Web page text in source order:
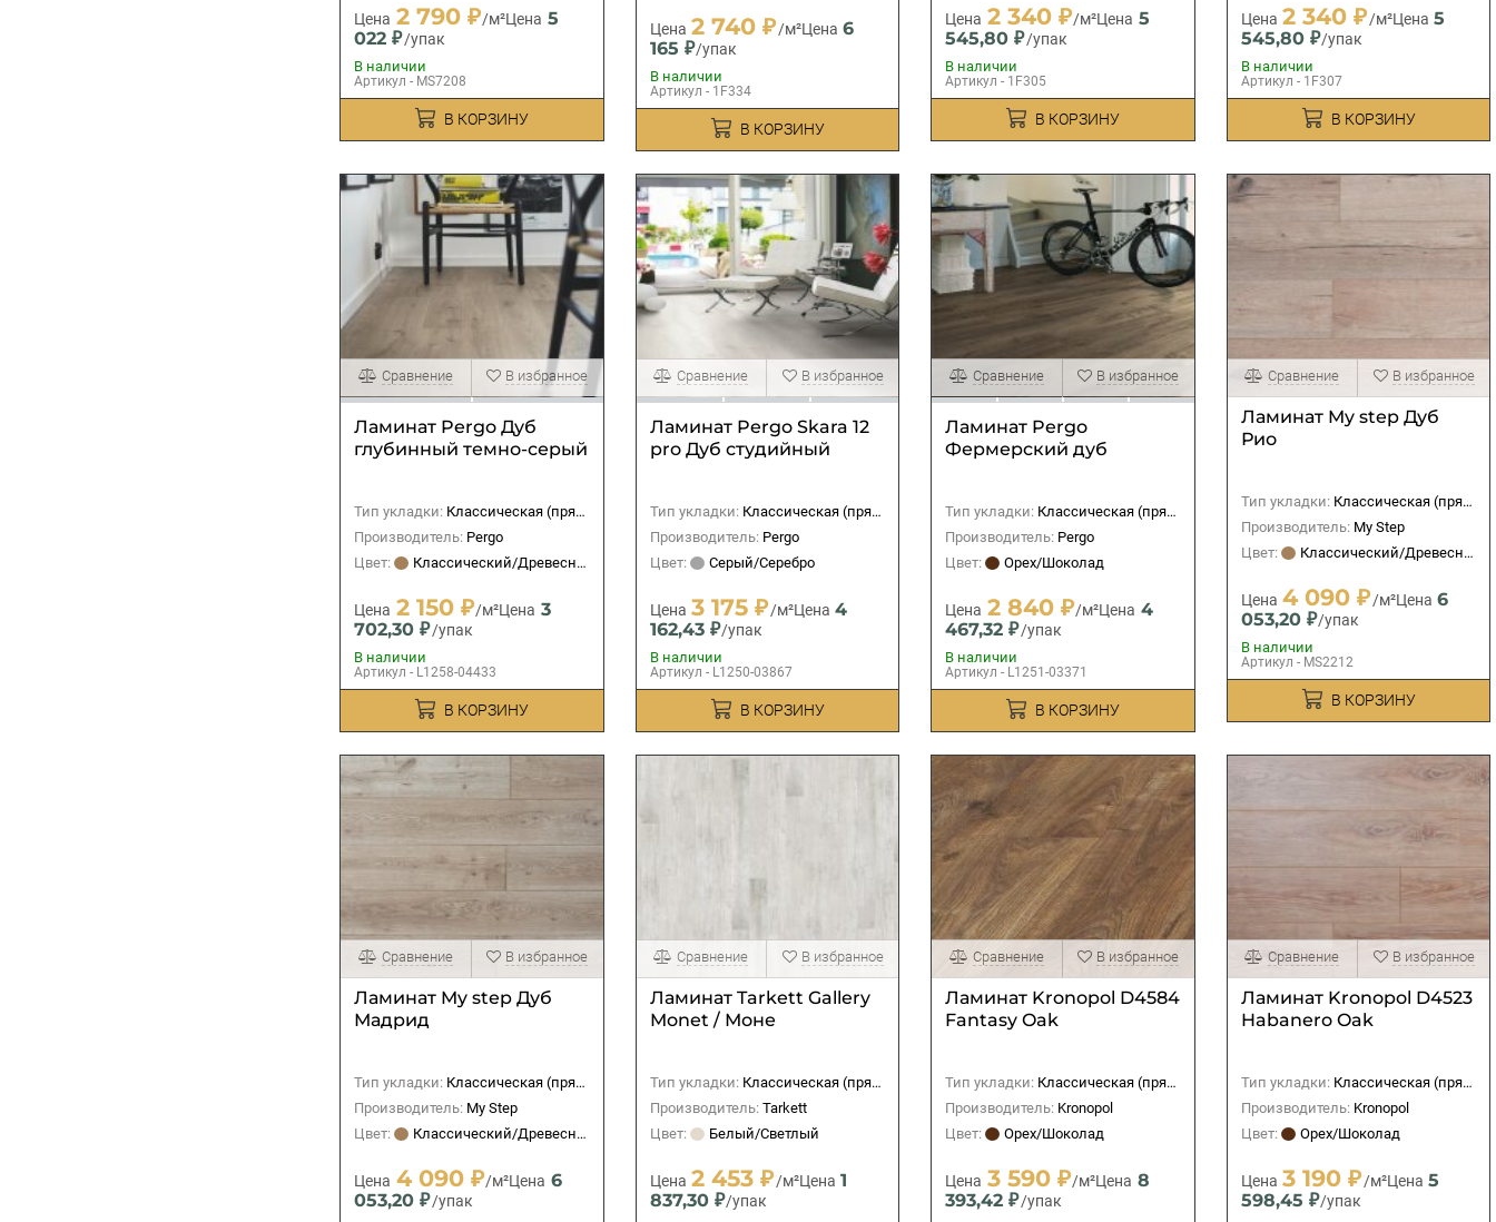
Цена 2 790 ₽/м²Цена 5
022 ₽/упак
В наличии
Артикул - MS7208
В КОРЗИНУ
Цена 2 740 ₽/м²Цена 6
165 ₽/упак
В наличии
Артикул - 1F334
В КОРЗИНУ
Цена 2 340 ₽/м²Цена 5
545,80 ₽/упак
В наличии
Артикул - 1F305
В КОРЗИНУ
Цена 2 340 ₽/м²Цена 5
545,80 ₽/упак
В наличии
Артикул - 1F307
В КОРЗИНУ
Ламинат Pergo Дуб
глубинный темно-серый
Тип укладки: Классическая (прямая)
Производитель: Pergo
Цвет:
Классический/Древесный
Цена 2 150 ₽/м²Цена 3
702,30 ₽/упак
В наличии
Артикул - L1258-04433
В КОРЗИНУ
Сравнение В избранное
Ламинат Pergo Skara 12
pro Дуб студийный
Тип укладки: Классическая (прямая)
Производитель: Pergo
Цвет:
Серый/Серебро
Цена 3 175 ₽/м²Цена 4
162,43 ₽/упак
В наличии
Артикул - L1250-03867
В КОРЗИНУ
Сравнение В избранное
Ламинат Pergo
Фермерский дуб
Тип укладки: Классическая (прямая)
Производитель: Pergo
Цвет:
Орех/Шоколад
Цена 2 840 ₽/м²Цена 4
467,32 ₽/упак
В наличии
Артикул - L1251-03371
В КОРЗИНУ
Сравнение В избранное
Ламинат My step Дуб
Рио
Тип укладки: Классическая (прямая)
Производитель: My Step
Цвет:
Классический/Древесный
Цена 4 090 ₽/м²Цена 6
053,20 ₽/упак
В наличии
Артикул - MS2212
В КОРЗИНУ
Сравнение В избранное
Ламинат My step Дуб
Мадрид
Тип укладки: Классическая (прямая)
Производитель: My Step
Цвет:
Классический/Древесный
Цена 4 090 ₽/м²Цена 6
053,20 ₽/упак
Сравнение В избранное
Ламинат Tarkett Gallery
Monet / Моне
Тип укладки: Классическая (прямая)
Производитель: Tarkett
Цвет:
Белый/Светлый
Цена 2 453 ₽/м²Цена 1
837,30 ₽/упак
Сравнение В избранное
Ламинат Kronopol D4584
Fantasy Oak
Тип укладки: Классическая (прямая)
Производитель: Kronopol
Цвет:
Орех/Шоколад
Цена 3 590 ₽/м²Цена 8
393,42 ₽/упак
Сравнение В избранное
Ламинат Kronopol D4523
Habanero Oak
Тип укладки: Классическая (прямая)
Производитель: Kronopol
Цвет:
Орех/Шоколад
Цена 3 190 ₽/м²Цена 5
598,45 ₽/упак
Сравнение В избранное